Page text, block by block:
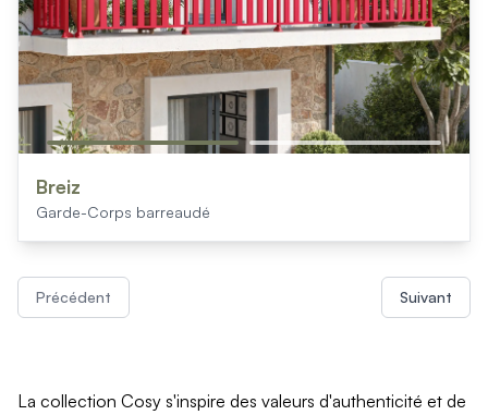
Breiz
Garde-Corps barreaudé
Précédent Suivant
La collection Cosy s'inspire des valeurs d'authenticité et de